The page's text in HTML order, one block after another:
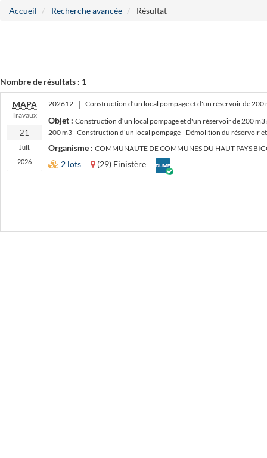
Accueil Recherche avancée Résultat
Nombre de résultats : 1
MAPA
Travaux
21
Juil.
2026
202612 | Construction d’un local pompage et d'un réservoir de
Objet : Construction d’un local pompage et d'un réservoir de 200
200 m3 - Construction d'un local pompage - Démolition du réservoir
Organisme : COMMUNAUTE DE COMMUNES DU HAUT PAYS
2 lots (29) Finistère
défini